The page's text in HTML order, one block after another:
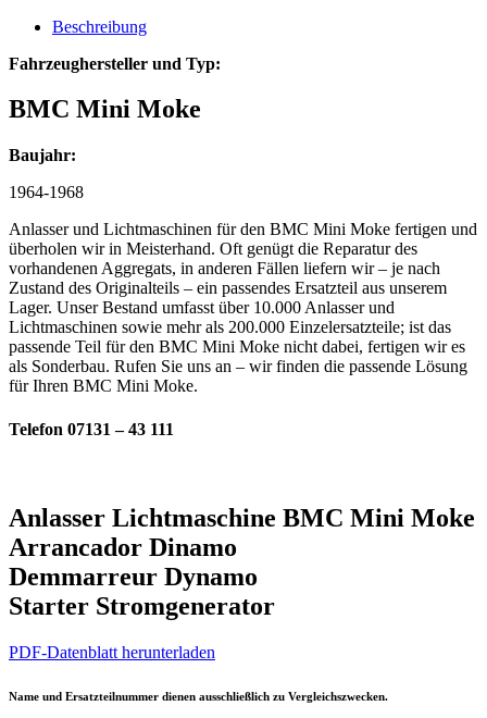
Beschreibung
Fahrzeughersteller und Typ:
BMC Mini Moke
Baujahr:
1964-1968
Anlasser und Lichtmaschinen für den BMC Mini Moke fertigen und
überholen wir in Meisterhand. Oft genügt die Reparatur des
vorhandenen Aggregats, in anderen Fällen liefern wir – je nach
Zustand des Originalteils – ein passendes Ersatzteil aus unserem
Lager. Unser Bestand umfasst über 10.000 Anlasser und
Lichtmaschinen sowie mehr als 200.000 Einzelersatzteile; ist das
passende Teil für den BMC Mini Moke nicht dabei, fertigen wir es
als Sonderbau. Rufen Sie uns an – wir finden die passende Lösung
für Ihren BMC Mini Moke.
Telefon 07131 – 43 111
Anlasser Lichtmaschine BMC Mini Moke
Arrancador Dinamo
Demmarreur Dynamo
Starter Stromgenerator
PDF-Datenblatt herunterladen
Name und Ersatzteilnummer dienen ausschließlich zu Vergleichszwecken.